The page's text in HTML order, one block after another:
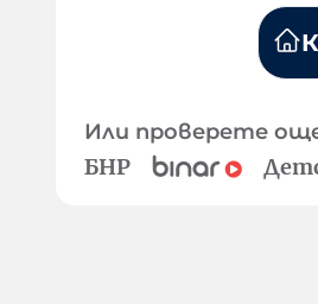
Или проверете
БНР